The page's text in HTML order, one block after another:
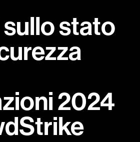
stato
2024